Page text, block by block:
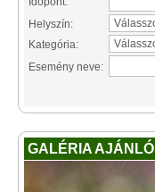
Helyszín:
Kategória:
Esemény neve:
GALÉRIA AJÁNLÓ